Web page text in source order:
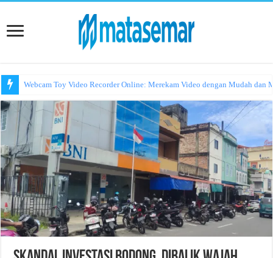
Webcam Toy Video Recorder Online: Merekam Video dengan Mudah dan